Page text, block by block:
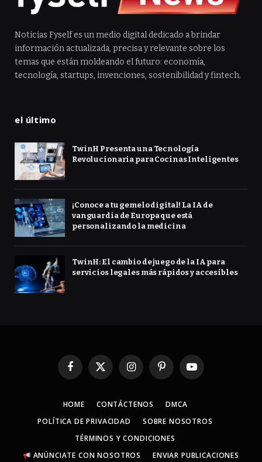
Noticias Fyself es un medio digital dedicado a brindar
información actualizada, precisa y relevante sobre los
temas que están moldeando el futuro: economía,
tecnología, startups, invenciones, sostenibilidad y fintech.
el último
TwinH Presenta una Tecnología
Revolucionaria para Cocinas Inteligentes
¡Conoce a tu gemelo digital! La IA de
vanguardia de Europa que está
personalizando la medicina
TwinH: El cambio de juego de la IA para
servicios legales más rápidos y accesibles
Facebook
X
InstagramPinterestYouTube
HOME CONTÁCTENOS
DMCA
POLÍTICA DE PRIVACIDAD
SOBRE NOSOTROS
TÉRMINOS Y CONDICIONES
ANÚNCIATE CON NOSOTROS
ENVIAR PUBLICACIONES